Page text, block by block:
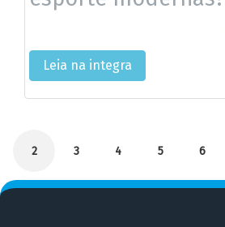
Leia na integra
2 3 4 5 6